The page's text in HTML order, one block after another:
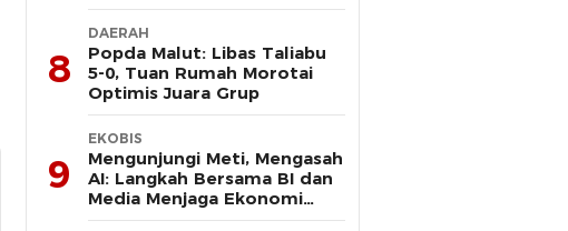
8
DAERAH
Popda Malut: Libas Taliabu
5-0, Tuan Rumah Morotai
Optimis Juara Grup
9
EKOBIS
Mengunjungi Meti, Mengasah
AI: Langkah Bersama BI dan
Media Menjaga Ekonomi
Maluku Utara